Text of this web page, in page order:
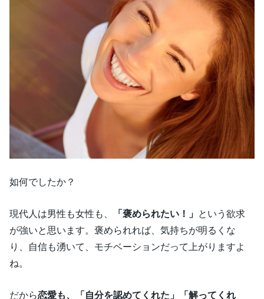
如何でしたか？
現代人は男性も女性も、 「褒められたい！」 という欲求
が強いと思います。褒められれば、気持ちが明るくな
り、自信も湧いて、モチベーションだって上がりますよ
ね。
だから恋愛も、「自分を認めてくれた」「解ってくれ